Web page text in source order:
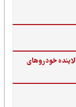
خودروهای